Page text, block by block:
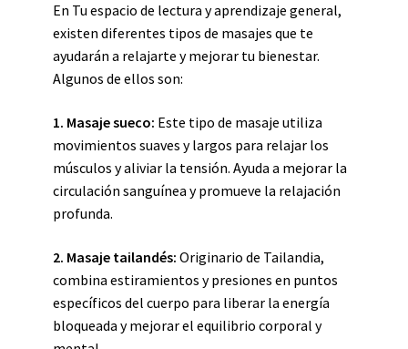
En Tu espacio de lectura y aprendizaje general,
existen diferentes tipos de masajes que te
ayudarán a relajarte y mejorar tu bienestar.
Algunos de ellos son:
1. Masaje sueco: Este tipo de masaje utiliza
movimientos suaves y largos para relajar los
músculos y aliviar la tensión. Ayuda a mejorar la
circulación sanguínea y promueve la relajación
profunda.
2. Masaje tailandés: Originario de Tailandia,
combina estiramientos y presiones en puntos
específicos del cuerpo para liberar la energía
bloqueada y mejorar el equilibrio corporal y